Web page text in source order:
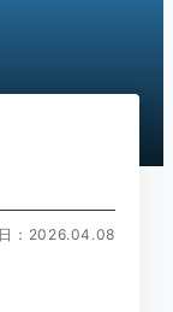
：2026.04.08